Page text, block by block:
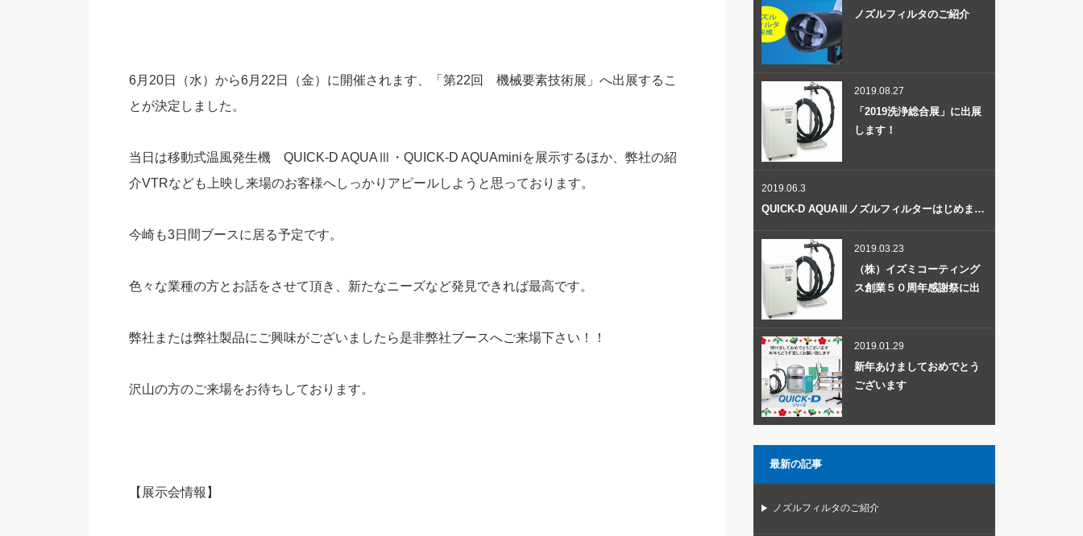
6月20日（水）から6月22日（金）に開催されます、「第22回 機械要素技術展」へ出展するこ
とが決定しました。
当日は移動式温風発生機 QUICK-D AQUAⅢ・QUICK-D AQUAminiを展示するほか、弊社の紹
介VTRなども上映し来場のお客様へしっかりアピールしようと思っております。
今崎も3日間ブースに居る予定です。
色々な業種の方とお話をさせて頂き、新たなニーズなど発見できれば最高です。
弊社または弊社製品にご興味がございましたら是非弊社ブースへご来場下さい！！
沢山の方のご来場をお待ちしております。
【展示会情報】
ノズルフィルタのご紹介
2019.08.27
「2019洗浄総合展」に出展
します！
2019.06.3
QUICK-D AQUAⅢノズルフィルターはじめま…
2019.03.23
（株）イズミコーティング
ス創業５０周年感謝祭に出
2019.01.29
新年あけましておめでとう
ございます
最新の記事
ノズルフィルタのご紹介